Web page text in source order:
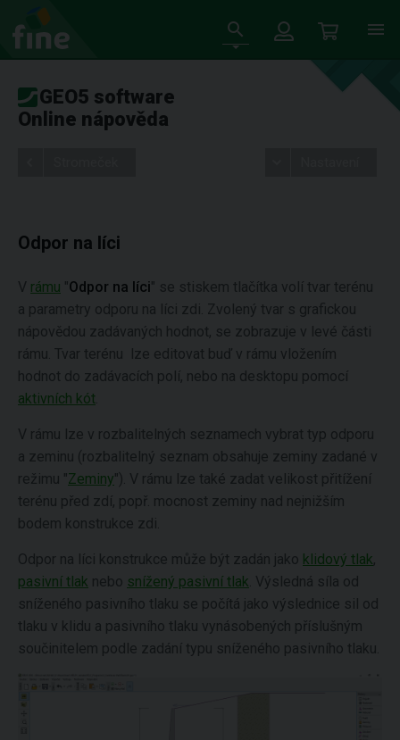
GEO5 software
Online nápověda
Odpor na líci
V rámu "Odpor na líci" se stiskem tlačítka volí tvar terénu
a parametry odporu na líci zdi. Zvolený tvar s grafickou
nápovědou zadávaných hodnot, se zobrazuje v levé části
rámu. Tvar terénu lze editovat buď v rámu vložením
hodnot do zadávacích polí, nebo na desktopu pomocí
aktivních kót
V rámu lze v rozbalitelných seznamech vybrat typ odporu
a zeminu (rozbalitelný seznam obsahuje zeminy zadané v
režimu "Zeminy"). V rámu lze také zadat velikost přitížení
terénu před zdí, popř. mocnost zeminy nad nejnižším
bodem konstrukce zdi.
Odpor na líci konstrukce může být zadán jako klidový tlak,
pasivní tlak nebo snížený pasivní tlak . Výsledná síla od
sníženého pasivního tlaku se počítá jako výslednice sil od
tlaku v klidu a pasivního tlaku vynásobených příslušným
součinitelem podle zadání typu sníženého pasivního tlaku.